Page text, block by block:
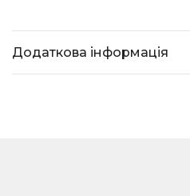
Додаткова інформація